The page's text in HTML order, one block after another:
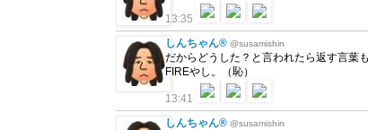
13:35
しんちゃん® @susamishin
だからどうした？と言われたら返す言葉
FIREやし。（恥）
13:41
しんちゃん® @susamishin